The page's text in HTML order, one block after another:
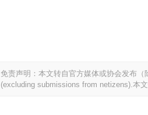
免责声明：本文转自官方媒体或协会发布
(excluding submissions from netizens).本文